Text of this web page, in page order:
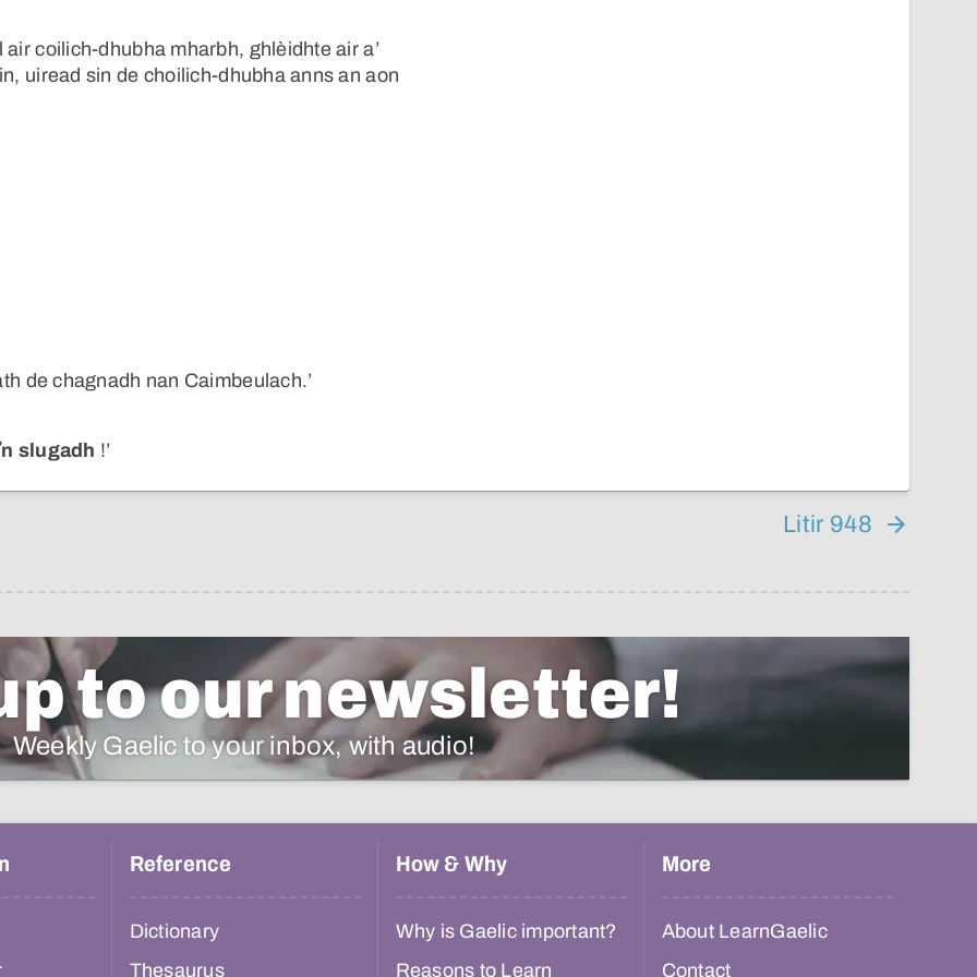
coilich-dhubha mharbh, ghlèidhte air a’
uiread sin de choilich-dhubha anns an aon
de chagnadh nan Caimbeulach.’
slugadh !’
Litir 948
to our newsletter!
Weekly Gaelic to your inbox, with audio!
Reference
Dictionary
Thesaurus
How & Why
Why is Gaelic important?
Reasons to Learn
More
About LearnGaelic
Contact